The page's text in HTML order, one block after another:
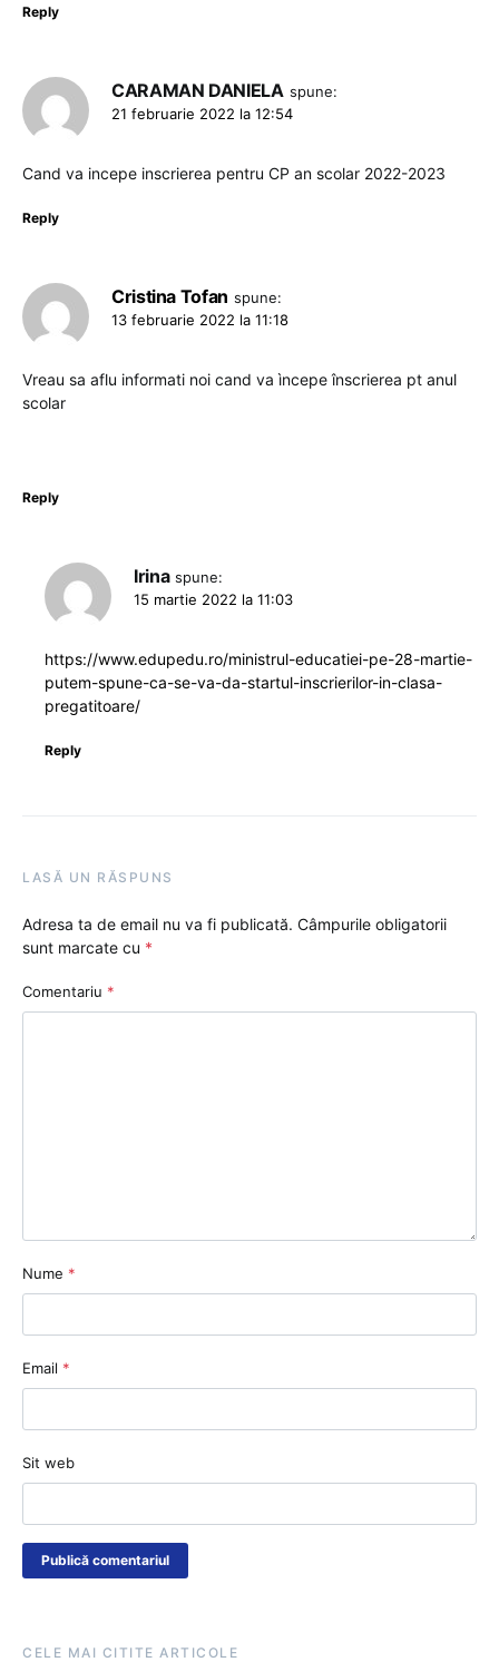
Reply
CARAMAN DANIELA spune:
21 februarie 2022 la 12:54
Cand va incepe inscrierea pentru CP an scolar 2022-2023
Reply
Cristina Tofan spune:
13 februarie 2022 la 11:18
Vreau sa aflu informati noi cand va ìncepe înscrierea pt anul
scolar
Reply
Irina spune:
15 martie 2022 la 11:03
https://www.edupedu.ro/ministrul-educatiei-pe-28-martie-
putem-spune-ca-se-va-da-startul-inscrierilor-in-clasa-
pregatitoare/
Reply
LASĂ UN RĂSPUNS
Adresa ta de email nu va fi publicată. Câmpurile obligatorii
sunt marcate cu *
Comentariu *
Nume *
Email *
Sit web
CELE MAI CITITE ARTICOLE